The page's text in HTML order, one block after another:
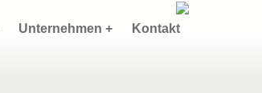
Unternehmen + Kontakt